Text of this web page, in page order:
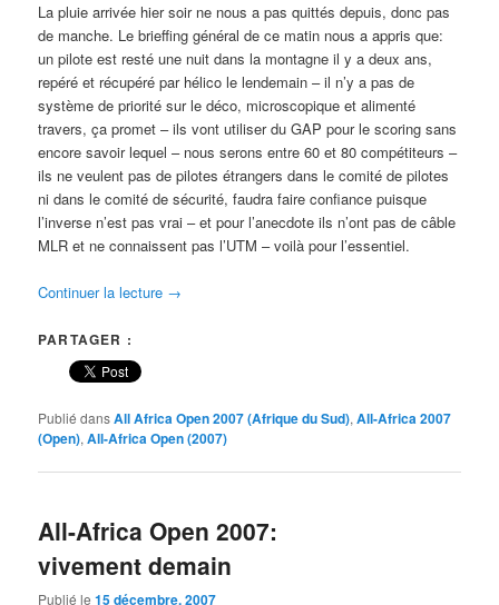
La pluie arrivée hier soir ne nous a pas quittés depuis, donc pas
de manche. Le brieffing général de ce matin nous a appris que:
un pilote est resté une nuit dans la montagne il y a deux ans,
repéré et récupéré par hélico le lendemain – il n’y a pas de
système de priorité sur le déco, microscopique et alimenté
travers, ça promet – ils vont utiliser du GAP pour le scoring sans
encore savoir lequel – nous serons entre 60 et 80 compétiteurs –
ils ne veulent pas de pilotes étrangers dans le comité de pilotes
ni dans le comité de sécurité, faudra faire confiance puisque
l’inverse n’est pas vrai – et pour l’anecdote ils n’ont pas de câble
MLR et ne connaissent pas l’UTM – voilà pour l’essentiel.
Continuer la lecture →
PARTAGER :
Publié dansAll Africa Open 2007 (Afrique du Sud),All-Africa 2007
(Open),All-Africa Open (2007)
All-Africa Open 2007:
vivement demain
Publié le15 décembre, 2007